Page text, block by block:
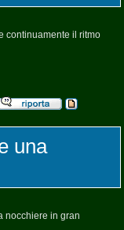
continuamente il ritmo
una
nocchiere in gran